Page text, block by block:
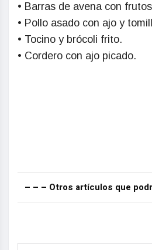
• Barras de avena con
• Pollo asado con ajo y
• Tocino y brócoli frito.
• Cordero con ajo picado.
– – – Otros artículos que